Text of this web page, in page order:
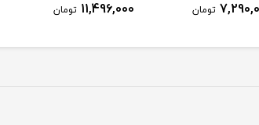
)
تومان 2,890,000 تومان